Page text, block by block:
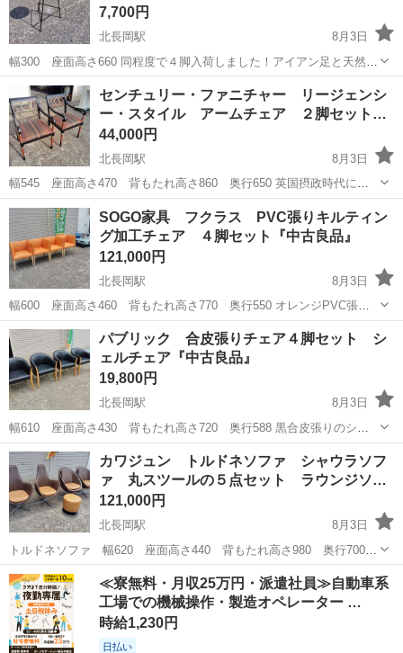
7,700円
北長岡駅
8月3日
幅300 座面高さ660 同程度で４脚入荷しました！アイアン足と天然木
座面のスツールです。特に目立つ傷や汚れの無い美品です！ 新品時
16500円の品です！ ※この商品は新潟県外発送致しません。 商品コー
ド： 02...
新潟 長岡市 北長岡駅
センチュリー・ファニチャー リージェンシ
ー・スタイル アームチェア ２脚セット…
44,000円
北長岡駅
8月3日
幅545 座面高さ470 背もたれ高さ860 奥行650 英国摂政時代に好
まれた円を重ねたデザインをモチーフとしたアームチェエア２脚セッ
トです！座面布地も綺麗で、フレームの小さな小傷程度で全体的な程
度は良好です！ ※大型...
新潟 長岡市 北長岡駅 椅子
SOGO家具 フクラス PVC張りキルティン
グ加工チェア ４脚セット『中古良品』
121,000円
北長岡駅
8月3日
幅600 座面高さ460 背もたれ高さ770 奥行550 オレンジPVC張り
のチェアです。特に目立つ傷や汚れの無い良品です！ 新品時約
400,000円の品です！ ※この商品は新潟県外発送致しません。 商品コ
ード：...
新潟 長岡市 北長岡駅 椅子
パブリック 合皮張りチェア４脚セット シ
ェルチェア『中古良品』
19,800円
北長岡駅
8月3日
幅610 座面高さ430 背もたれ高さ720 奥行588 黒合皮張りのシェ
ルチェア４脚セットです。特に目立つ傷や汚れの無い良品です！ ※こ
の商品は新潟県外発送致しません。 商品コード： 117062KIC2N748...
新潟 長岡市 椅子
カワジュン トルドネソファ シャウラソフ
ァ 丸スツールの５点セット ラウンジソ…
121,000円
北長岡駅
8月3日
トルドネソファ 幅620 座面高さ440 背もたれ高さ980 奥行700
シャウラソファ 幅630 座面高さ450 背もたれ高さ850 奥行700
丸スツール 幅480 座面高さ380 座面ビニール張りの回転イスで...
新潟 長岡市 北長岡駅 椅子
≪寮無料・月収25万円・派遣社員≫自動車系
工場での機械操作・製造オペレーター …
時給1,230円
日払い